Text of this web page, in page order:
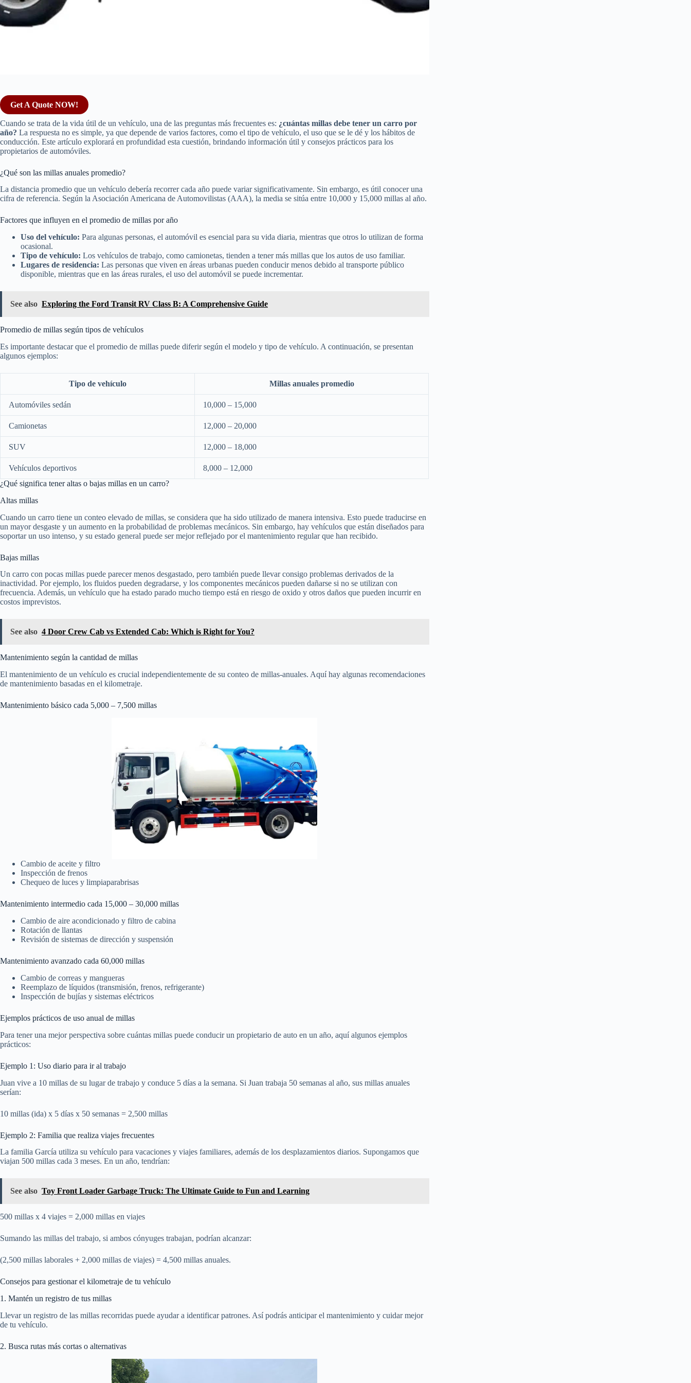
Get A Quote NOW!
Cuando se trata de la vida útil de un vehículo, una de las preguntas más frecuentes es: ¿cuántas millas debe tener un carro por
año? La respuesta no es simple, ya que depende de varios factores, como el tipo de vehículo, el uso que se le dé y los hábitos de
conducción. Este artículo explorará en profundidad esta cuestión, brindando información útil y consejos prácticos para los
propietarios de automóviles.
¿Qué son las millas anuales promedio?
La distancia promedio que un vehículo debería recorrer cada año puede variar significativamente. Sin embargo, es útil conocer una
cifra de referencia. Según la Asociación Americana de Automovilistas (AAA), la media se sitúa entre 10,000 y 15,000 millas al año.
Factores que influyen en el promedio de millas por año
Uso del vehículo: Para algunas personas, el automóvil es esencial para su vida diaria, mientras que otros lo utilizan de forma
ocasional.
Tipo de vehículo: Los vehículos de trabajo, como camionetas, tienden a tener más millas que los autos de uso familiar.
Lugares de residencia: Las personas que viven en áreas urbanas pueden conducir menos debido al transporte público
disponible, mientras que en las áreas rurales, el uso del automóvil se puede incrementar.
See also Exploring the Ford Transit RV Class B: A Comprehensive Guide
Promedio de millas según tipos de vehículos
Es importante destacar que el promedio de millas puede diferir según el modelo y tipo de vehículo. A continuación, se presentan
algunos ejemplos:
Tipo de vehículo Millas anuales promedio
Automóviles sedán 10,000 – 15,000
Camionetas 12,000 – 20,000
SUV 12,000 – 18,000
Vehículos deportivos
8,000 – 12,000
¿Qué significa tener altas o bajas millas en un carro?
Altas millas
Cuando un carro tiene un conteo elevado de millas, se considera que ha sido utilizado de manera intensiva. Esto puede traducirse en
un mayor desgaste y un aumento en la probabilidad de problemas mecánicos. Sin embargo, hay vehículos que están diseñados para
soportar un uso intenso, y su estado general puede ser mejor reflejado por el mantenimiento regular que han recibido.
Bajas millas
Un carro con pocas millas puede parecer menos desgastado, pero también puede llevar consigo problemas derivados de la
inactividad. Por ejemplo, los fluidos pueden degradarse, y los componentes mecánicos pueden dañarse si no se utilizan con
frecuencia. Además, un vehículo que ha estado parado mucho tiempo está en riesgo de oxido y otros daños que pueden incurrir en
costos imprevistos.
See also 4 Door Crew Cab vs Extended Cab: Which is Right for You?
Mantenimiento según la cantidad de millas
El mantenimiento de un vehículo es crucial independientemente de su conteo de millas-anuales. Aquí hay algunas recomendaciones
de mantenimiento basadas en el kilometraje.
Mantenimiento básico cada 5,000 – 7,500 millas
Cambio de aceite y filtro
Inspección de frenos
Chequeo de luces y limpiaparabrisas
Mantenimiento intermedio cada 15,000 – 30,000 millas
Cambio de aire acondicionado y filtro de cabina
Rotación de llantas
Revisión de sistemas de dirección y suspensión
Mantenimiento avanzado cada 60,000 millas
Cambio de correas y mangueras
Reemplazo de líquidos (transmisión, frenos, refrigerante)
Inspección de bujías y sistemas eléctricos
Ejemplos prácticos de uso anual de millas
Para tener una mejor perspectiva sobre cuántas millas puede conducir un propietario de auto en un año, aquí algunos ejemplos
prácticos:
Ejemplo 1: Uso diario para ir al trabajo
Juan vive a 10 millas de su lugar de trabajo y conduce 5 días a la semana. Si Juan trabaja 50 semanas al año, sus millas anuales
serían:
10 millas (ida) x 5 días x 50 semanas = 2,500 millas
Ejemplo 2: Familia que realiza viajes frecuentes
La familia García utiliza su vehículo para vacaciones y viajes familiares, además de los desplazamientos diarios. Supongamos que
viajan 500 millas cada 3 meses. En un año, tendrían:
See also Toy Front Loader Garbage Truck: The Ultimate Guide to Fun and Learning
500 millas x 4 viajes = 2,000 millas en viajes
Sumando las millas del trabajo, si ambos cónyuges trabajan, podrían alcanzar:
(2,500 millas laborales + 2,000 millas de viajes) = 4,500 millas anuales.
Consejos para gestionar el kilometraje de tu vehículo
1. Mantén un registro de tus millas
Llevar un registro de las millas recorridas puede ayudar a identificar patrones. Así podrás anticipar el mantenimiento y cuidar mejor
de tu vehículo.
2. Busca rutas más cortas o alternativas